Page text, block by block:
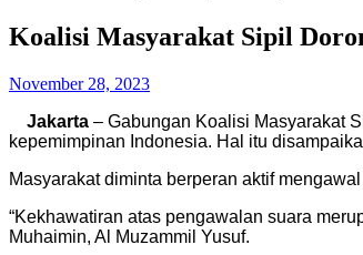
Koalisi Masyarakat Sipil
November 28, 2023
Jakarta – Gabungan Koalisi Masyarakat
kepemimpinan Indonesia. Hal itu
Masyarakat diminta berperan aktif
“Kekhawatiran atas pengawalan suara
Muhaimin, Al Muzammil Yusuf.